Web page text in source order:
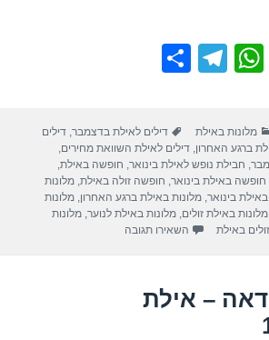
– אילת 09/12/2019
E
W
s
A
p
p
T
gr
a
m
e
קטגוריות
מלונות באילת תגיות
דילים לאילת בדצמבר,דילים
ברגע האחרון,דילים לאילת השוואת מחירים,
, חבילת נופש לאילת בינואר, חופשה באילת,
חופשה באילת בינואר, חופשה זולה באילת,מלונות
בינואר,מלונות באילת ברגע האחרון,מלונות
מלונות באילת זולים,מלונות באילת לנוער,מלונות
באילת השאירו תגובה
– אילת